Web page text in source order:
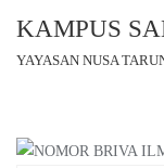
KAMPUS
YAYASAN NUSA